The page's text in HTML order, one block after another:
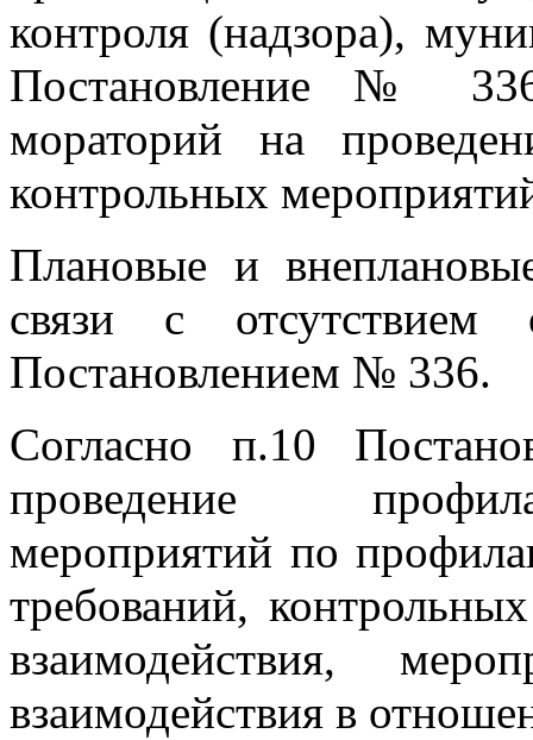
контроля (надзора),
Постановление №
мораторий на
контрольных
Плановые и
связи с отсутствием
Постановлением № 336.
Согласно п.10
проведение
мероприятий по
требований,
взаимодействия,
взаимодействия в